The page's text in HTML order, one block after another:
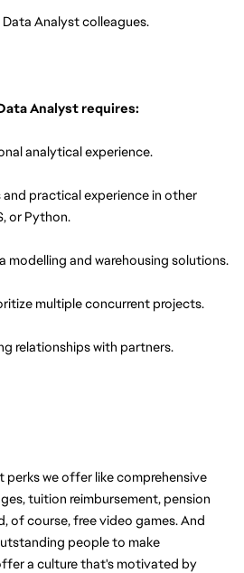
Data Analyst colleagues.
Analyst requires:
analytical experience.
and practical experience in other
or Python.
modelling and warehousing solutions.
multiple concurrent projects.
relationships with partners.
perks we offer like comprehensive
tuition reimbursement, pension
of course, free video games. And
people to make
a culture that's motivated by